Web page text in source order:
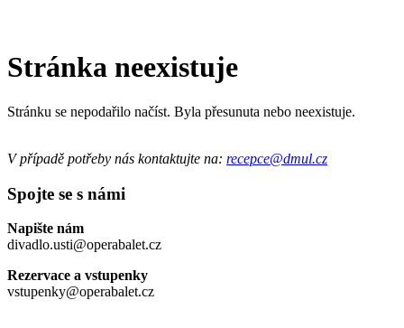
Stránka neexistuje
Stránku se nepodařilo načíst. Byla přesunuta nebo neexistuje.
V případě potřeby nás kontaktujte na: recepce@dmul.cz
Spojte se s námi
Napište nám
divadlo.usti@operabalet.cz
Rezervace a vstupenky
vstupenky@operabalet.cz